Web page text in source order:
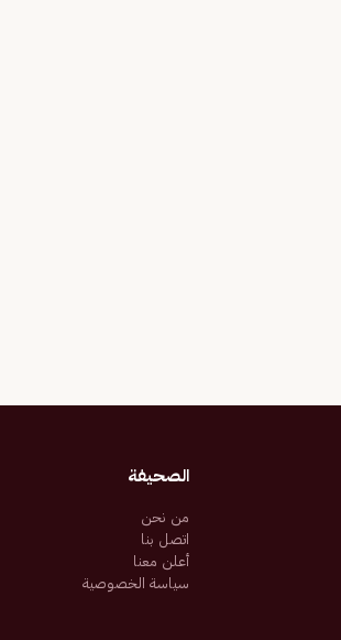
الصحيفة
من نحن
اتصل بنا
أعلن معنا
سياسة الخصوصية